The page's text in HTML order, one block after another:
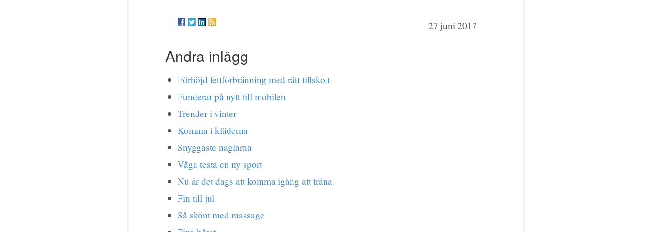
27 juni 2017
Andra inlägg
Förhöjd fettförbränning med rätt tillskott
Funderar på nytt till mobilen
Trender i vinter
Komma i kläderna
Snyggaste naglarna
Våga testa en ny sport
Nu är det dags att komma igång att träna
Fin till jul
Så skönt med massage